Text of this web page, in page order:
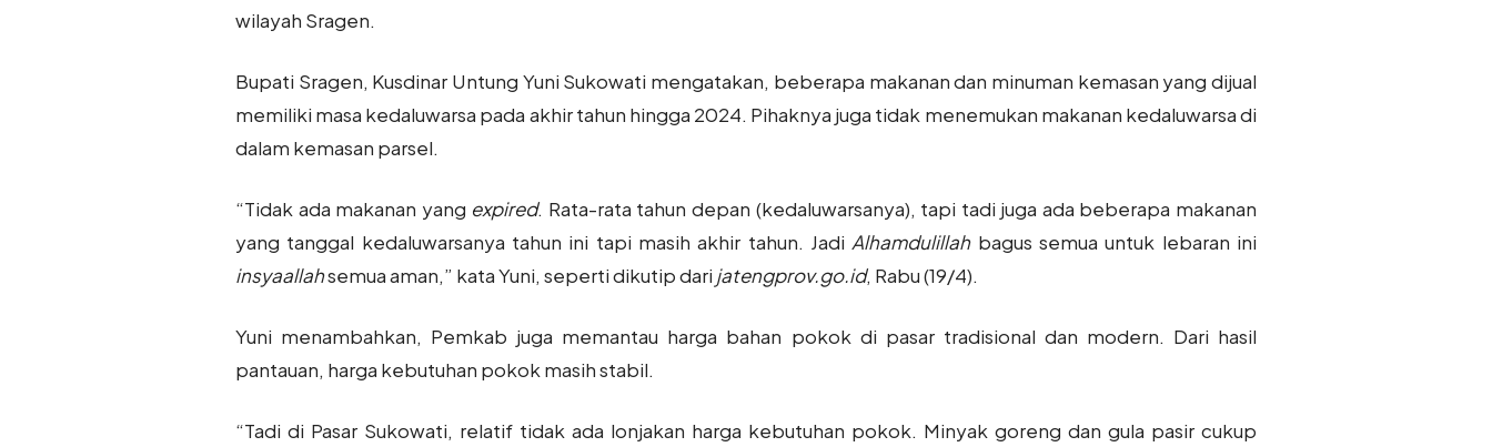
wilayah Sragen.
Bupati Sragen, Kusdinar Untung Yuni Sukowati mengatakan, beberapa makanan dan minuman kemasan yang dijual
memiliki masa kedaluwarsa pada akhir tahun hingga 2024. Pihaknya juga tidak menemukan makanan kedaluwarsa di
dalam kemasan parsel.
“Tidak ada makanan yang expired. Rata-rata tahun depan (kedaluwarsanya), tapi tadi juga ada beberapa makanan
yang tanggal kedaluwarsanya tahun ini tapi masih akhir tahun. Jadi Alhamdulillah bagus semua untuk lebaran ini
insyaallahsemua aman,” kata Yuni, seperti dikutip dari jatengprov.go.id, Rabu (19/4).
Yuni menambahkan, Pemkab juga memantau harga bahan pokok di pasar tradisional dan modern. Dari hasil
pantauan, harga kebutuhan pokok masih stabil.
“Tadi di Pasar Sukowati, relatif tidak ada lonjakan harga kebutuhan pokok. Minyak goreng dan gula pasir cukup